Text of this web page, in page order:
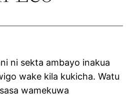
ni sekta ambayo inakua
wake kila kukicha. Watu
wamekuwa